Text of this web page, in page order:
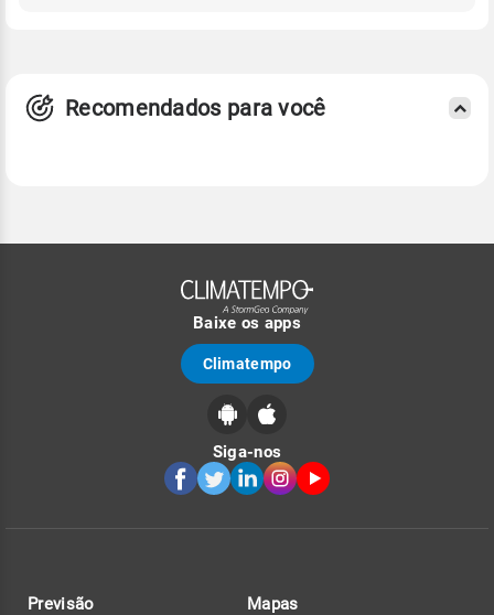
Recomendados para você
Baixe os apps
Climatempo
Siga-nos
Previsão Mapas